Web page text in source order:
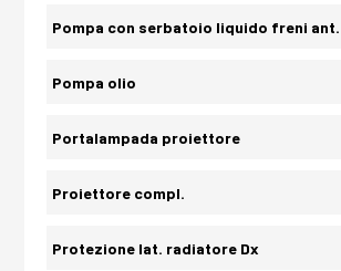
Pompa con serbatoio liquido freni ant.
Pompa olio
Portalampada proiettore
Proiettore compl.
Protezione lat. radiatore Dx